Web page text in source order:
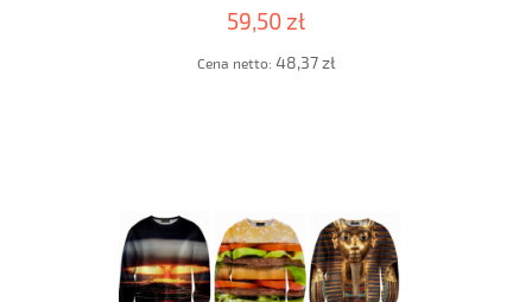
59,50 zł
Cena netto: 48,37 zł